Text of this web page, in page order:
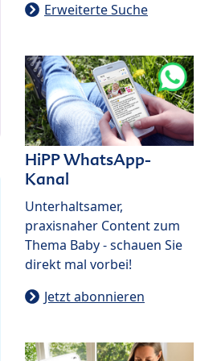
Erweiterte Suche
HiPP WhatsApp-
Kanal
Unterhaltsamer,
praxisnaher Content zum
Thema Baby - schauen Sie
direkt mal vorbei!
Jetzt abonnieren